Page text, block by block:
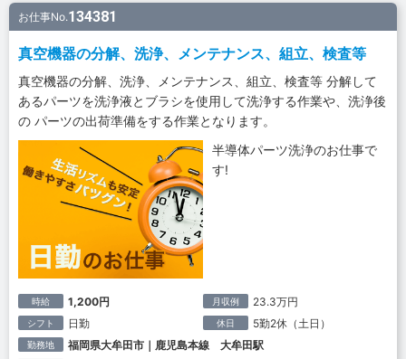
お仕事No.134381
真空機器の分解、洗浄、メンテナンス、組立、検査等
真空機器の分解、洗浄、メンテナンス、組立、検査等 分解して
あるパーツを洗浄液とブラシを使用して洗浄する作業や、洗浄後
の パーツの出荷準備をする作業となります。
半導体パーツ洗浄のお仕事で
す!
時給 1,200円 月収例 23.3万円
シフト 日勤 休日 5勤2休（土日）
勤務地 福岡県大牟田市｜鹿児島本線 大牟田駅